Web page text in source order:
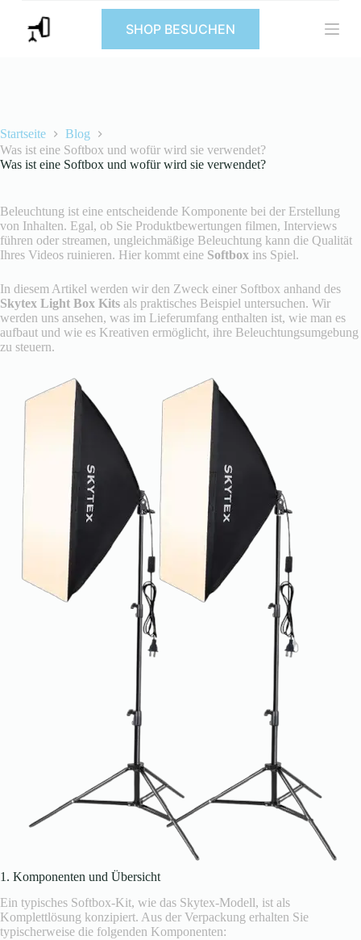
t
s
p
n
g
e
n
SHOP BESUCHEN
Startseite
Blog
Was ist eine Softbox und wofür wird sie verwendet?
Was ist eine Softbox und wofür wird sie verwendet?
Beleuchtung ist eine entscheidende Komponente bei der Erstellung
von Inhalten. Egal, ob Sie Produktbewertungen filmen, Interviews
führen oder streamen, ungleichmäßige Beleuchtung kann die Qualität
Ihres Videos ruinieren. Hier kommt eine Softbox ins Spiel.
In diesem Artikel werden wir den Zweck einer Softbox anhand des
Skytex Light Box Kits als praktisches Beispiel untersuchen. Wir
werden uns ansehen, was im Lieferumfang enthalten ist, wie man es
aufbaut und wie es Kreativen ermöglicht, ihre Beleuchtungsumgebung
zu steuern.
1. Komponenten und Übersicht
Ein typisches Softbox-Kit, wie das Skytex-Modell, ist als
Komplettlösung konzipiert. Aus der Verpackung erhalten Sie
typischerweise die folgenden Komponenten: